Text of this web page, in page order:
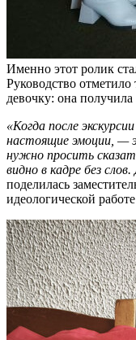
Именно этот ролик
Руководство
девочку: она
«Когда после
настоящие эмоции, —
нужно просить
видно в кадре без
поделилась
идеологической работе